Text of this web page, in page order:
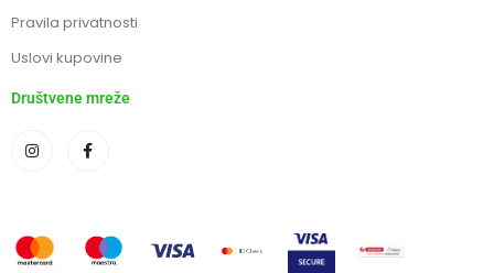
Pravila privatnosti
Uslovi kupovine
Društvene mreže